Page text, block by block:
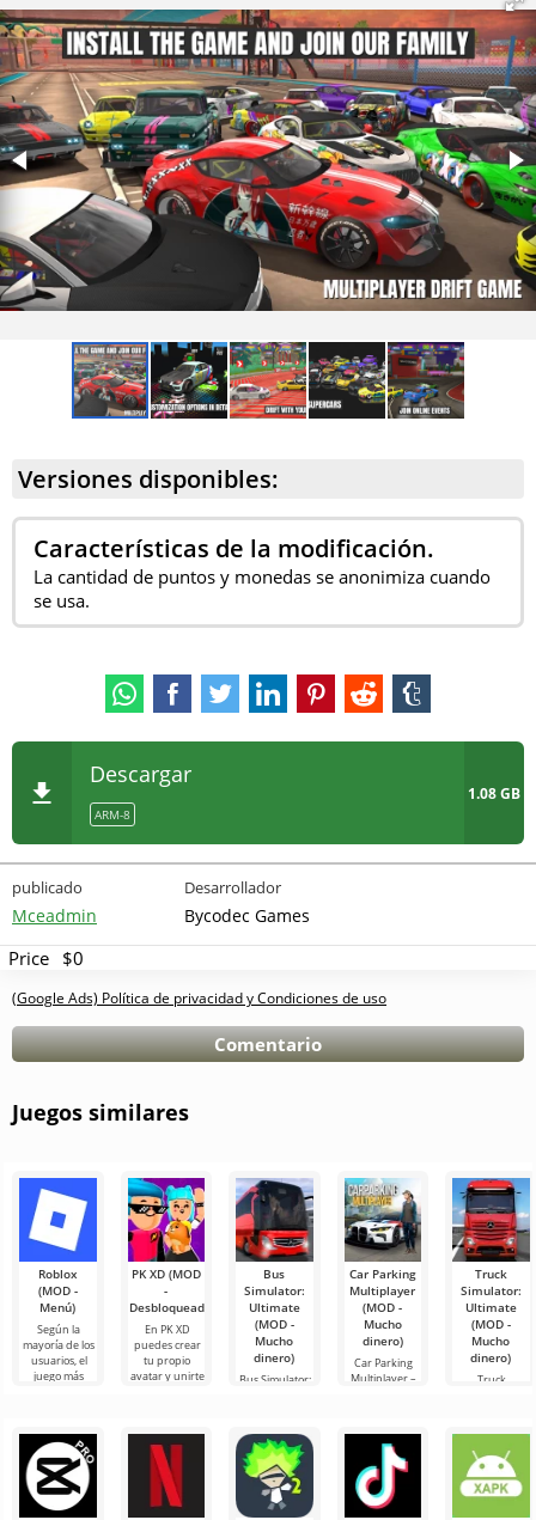
Versiones disponibles:
Características de la modificación.
La cantidad de puntos y monedas se anonimiza cuando
se usa.
Descargar
ARM-8
1.08 GB
publicado
Mceadmin
Desarrollador
Bycodec Games
Price $0
(Google Ads) Política de privacidad y Condiciones de uso
Comentario
Juegos similares
Roblox
(MOD -
Menú)
Según la
mayoría de los
usuarios, el
juego más
Este
PK XD (MOD
-
Desbloqueado)
En PK XD
puedes crear
tu propio
avatar y unirte
Los gráficos
Bus
Simulator:
Ultimate
(MOD -
Mucho
dinero)
Bus Simulator:
para Android
que ofrece
infinitas
Car Parking
Multiplayer
(MOD -
Mucho
dinero)
Car Parking
Multiplayer –
donde los
jugadores
asumen el
papel de
Truck
Simulator:
Ultimate
(MOD -
Mucho
dinero)
Truck
simulador de
transporte de
mercancías y